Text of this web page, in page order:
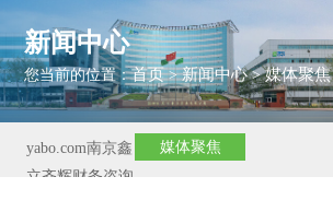
新闻中心
您当前的位置：首页>新闻中心>媒体聚焦
yabo.com南京鑫
立齐辉财务咨询
媒体聚焦